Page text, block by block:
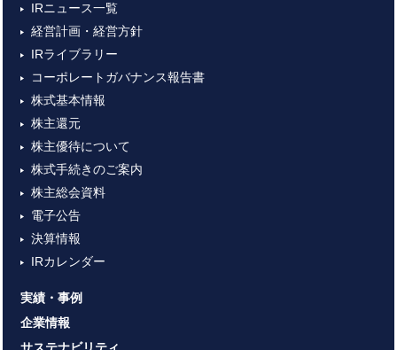
IRニュース一覧
経営計画・経営方針
IRライブラリー
コーポレートガバナンス報告書
株式基本情報
株主還元
株主優待について
株式手続きのご案内
株主総会資料
電子公告
決算情報
IRカレンダー
実績・事例
企業情報